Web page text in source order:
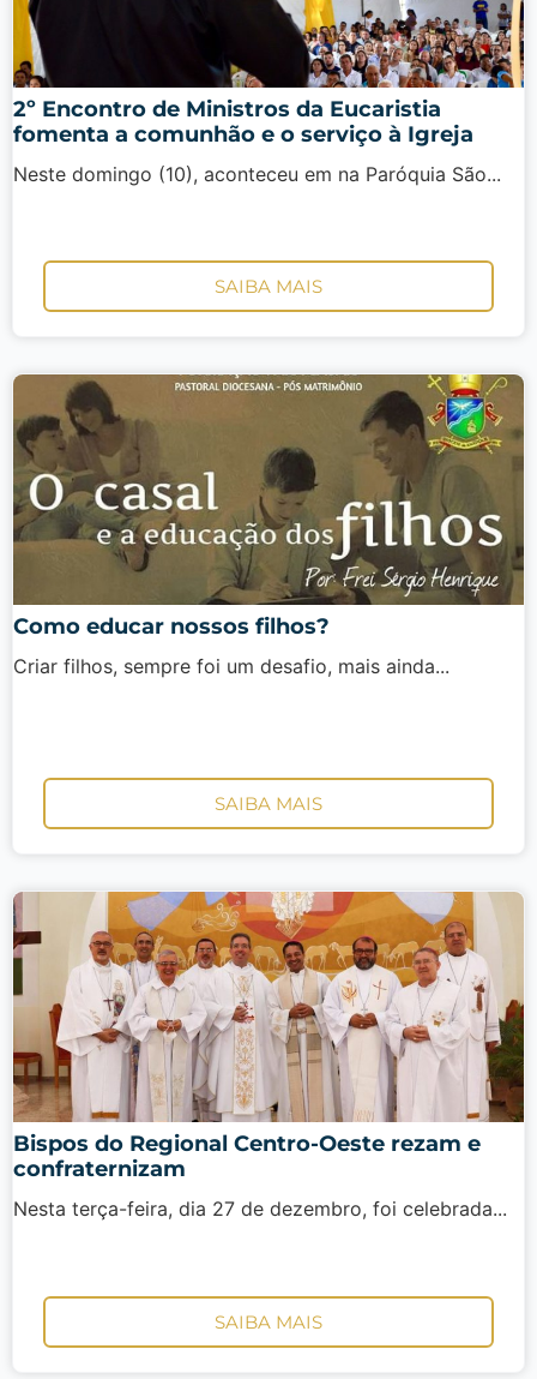
2º Encontro de Ministros da Eucaristia
fomenta a comunhão e o serviço à Igreja
Neste domingo (10), aconteceu em na Paróquia São...
SAIBA MAIS
Como educar nossos filhos?
Criar filhos, sempre foi um desafio, mais ainda...
SAIBA MAIS
Bispos do Regional Centro-Oeste rezam e
confraternizam
Nesta terça-feira, dia 27 de dezembro, foi celebrada...
SAIBA MAIS